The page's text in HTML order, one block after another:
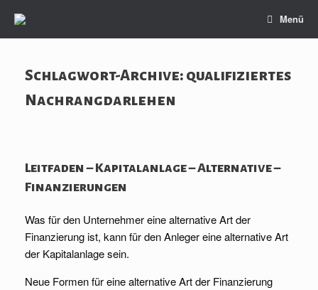
Inhalt
Menü
Schlagwort-Archive: qualifiziertes
Nachrangdarlehen
Leitfaden – Kapitalanlage – Alternative –
Finanzierungen
Was für den Unternehmer eine alternative Art der
Finanzierung ist, kann für den Anleger eine alternative Art
der Kapitalanlage sein.
Neue Formen für eine alternative Art der Finanzierung